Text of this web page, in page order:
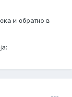
и обратно в